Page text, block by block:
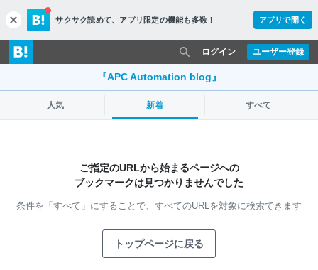
c
l
o
s
サクサク読めて、 アプリ限定の機能も多数！ アプリで開く
ユーザー登録
ログイン
『APC Automation blog』
人気 新着 すべて
ご指定のURLから始まるページへの
ブックマークは見つかりませんでした
条件を「すべて」にすることで、 すべてのURLを対象に検索できます
トップページに戻る